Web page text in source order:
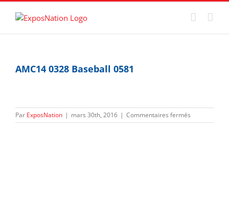
Passer
AMC14 0328 Baseball 0581
Par ExposNation | mars 30th, 2016 | Commentaires fermés
AMC14